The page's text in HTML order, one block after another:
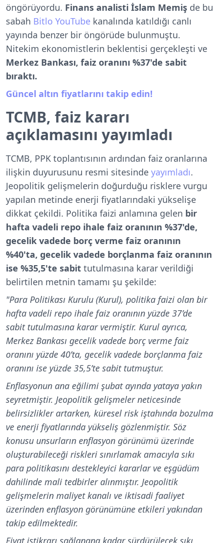
öngörüyordu. Finans analisti İslam Memiş de bu
sabah Bitlo YouTube kanalında katıldığı canlı
yayında benzer bir öngörüde bulunmuştu.
Nitekim ekonomistlerin beklentisi gerçekleşti ve
Merkez Bankası, faiz oranını %37'de sabit
bıraktı.
Güncel altın fiyatlarını takip edin!
TCMB, faiz kararı
açıklamasını yayımladı
TCMB, PPK toplantısının ardından faiz oranlarına
ilişkin duyurusunu resmi sitesinde yayımladı.
Jeopolitik gelişmelerin doğurduğu risklere vurgu
yapılan metinde enerji fiyatlarındaki yükselişe
dikkat çekildi. Politika faizi anlamına gelen bir
hafta vadeli repo ihale faiz oranının %37'de,
gecelik vadede borç verme faiz oranının
%40'ta, gecelik vadede borçlanma faiz oranının
ise %35,5'te sabit tutulmasına karar verildiği
belirtilen metnin tamamı şu şekilde:
"Para Politikası Kurulu (Kurul), politika faizi olan bir
hafta vadeli repo ihale faiz oranının yüzde 37’de
sabit tutulmasına karar vermiştir. Kurul ayrıca,
Merkez Bankası gecelik vadede borç verme faiz
oranını yüzde 40’ta, gecelik vadede borçlanma faiz
oranını ise yüzde 35,5’te sabit tutmuştur.
Enflasyonun ana eğilimi şubat ayında yataya yakın
seyretmiştir. Jeopolitik gelişmeler neticesinde
belirsizlikler artarken, küresel risk iştahında bozulma
ve enerji fiyatlarında yükseliş gözlenmiştir. Söz
konusu unsurların enflasyon görünümü üzerinde
oluşturabileceği riskleri sınırlamak amacıyla sıkı
para politikasını destekleyici kararlar ve eşgüdüm
dahilinde mali tedbirler alınmıştır. Jeopolitik
gelişmelerin maliyet kanalı ve iktisadi faaliyet
üzerinden enflasyon görünümüne etkileri yakından
takip edilmektedir.
Fiyat istikrarı sağlanana kadar sürdürülecek sıkı